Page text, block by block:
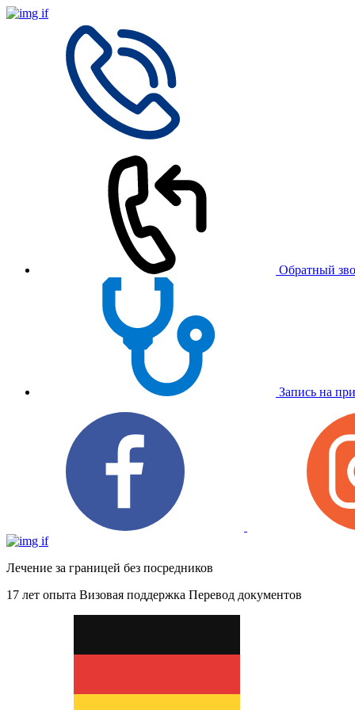
Обратный
Запись на
Лечение за границей без посредников
17 лет опыта Визовая поддержка Перевод документов